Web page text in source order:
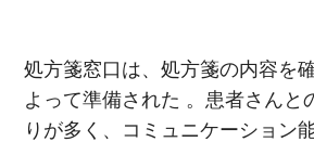
処方箋窓口は、処方箋の内容を
よって準備された 。患者さんと
りが多く、コミュニケーション